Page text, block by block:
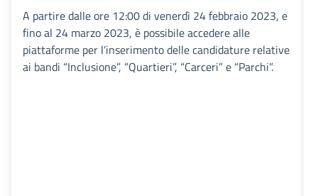
A partire dalle ore 12:00 di venerdì 24 febbraio 2023, e
fino al 24 marzo 2023, è possibile accedere alle
piattaforme per l’inserimento delle candidature relative
ai bandi “Inclusione”, “Quartieri”, “Carceri” e “Parchi”.